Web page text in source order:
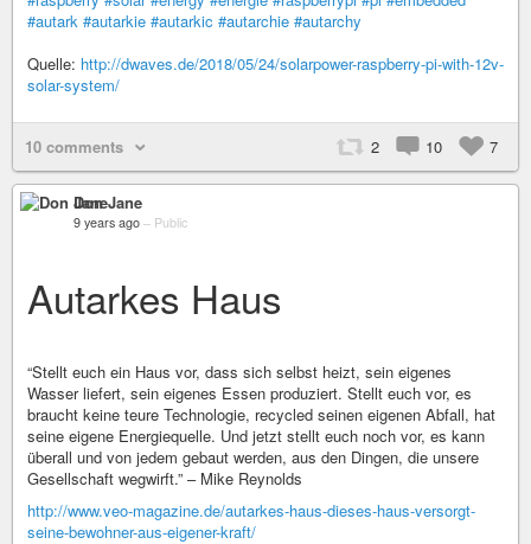
#autark #autarkie #autarkic #autarchie #autarchy
Quelle: http://dwaves.de/2018/05/24/solarpower-raspberry-pi-with-12v-
solar-system/
10 comments 2 10 7
Don Jane
9 years ago – Public
Autarkes Haus
“Stellt euch ein Haus vor, dass sich selbst heizt, sein eigenes
Wasser liefert, sein eigenes Essen produziert. Stellt euch vor, es
braucht keine teure Technologie, recycled seinen eigenen Abfall, hat
seine eigene Energiequelle. Und jetzt stellt euch noch vor, es kann
überall und von jedem gebaut werden, aus den Dingen, die unsere
Gesellschaft wegwirft.” – Mike Reynolds
http://www.veo-magazine.de/autarkes-haus-dieses-haus-versorgt-
seine-bewohner-aus-eigener-kraft/